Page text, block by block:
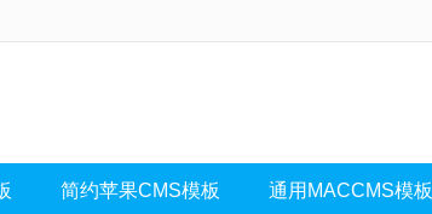
简约苹果CMS模板 通用MACCMS模板